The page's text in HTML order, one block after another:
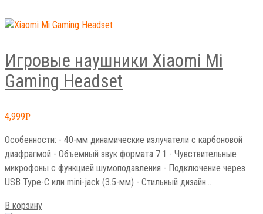
Игровые наушники Xiaomi Mi
Gaming Headset
4,999Р
Особенности: - 40-мм динамические излучатели с карбоновой
диафрагмой - Объемный звук формата 7.1 - Чувствительные
микрофоны с функцией шумоподавления - Подключение через
USB Type-C или mini-jack (3.5-мм) - Стильный дизайн…
В корзину